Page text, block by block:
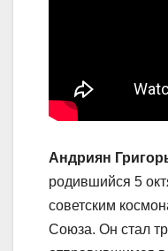
Андриян
родившийся 5
советским
Союза. Он стал